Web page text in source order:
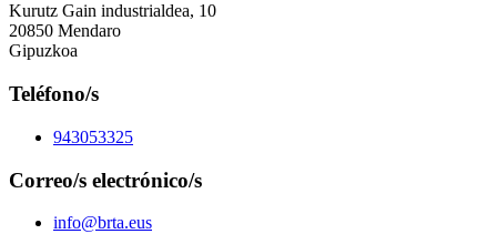
Kurutz Gain industrialdea, 10
20850 Mendaro
Gipuzkoa
Teléfono/s
943053325
Correo/s electrónico/s
info@brta.eus